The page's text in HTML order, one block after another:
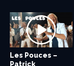
Les Pouces –
Patrick